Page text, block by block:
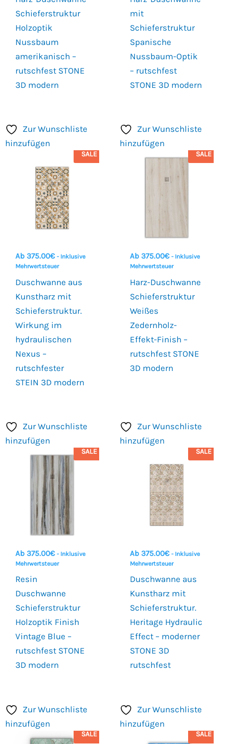
Schieferstruktur
Holzoptik
Nussbaum
amerikanisch –
rutschfest STONE
3D modern
mit
Schieferstruktur
Spanische
Nussbaum-Optik
– rutschfest
STONE 3D modern
Zur Wunschliste
hinzufügen
SALE
Ab 375.00€ - Inklusive
Mehrwertsteuer
Duschwanne aus
Kunstharz mit
Schieferstruktur.
Wirkung im
hydraulischen
Nexus –
rutschfester
STEIN 3D modern
Zur Wunschliste
hinzufügen
SALE
Ab 375.00€ - Inklusive
Mehrwertsteuer
Harz-Duschwanne
Schieferstruktur
Weißes
Zedernholz-
Effekt-Finish –
rutschfest STONE
3D modern
Zur Wunschliste
hinzufügen
SALE
Ab 375.00€ - Inklusive
Mehrwertsteuer
Resin
Duschwanne
Schieferstruktur
Holzoptik Finish
Vintage Blue –
rutschfest STONE
3D modern
Zur Wunschliste
hinzufügen
SALE
Ab 375.00€ - Inklusive
Mehrwertsteuer
Duschwanne aus
Kunstharz mit
Schieferstruktur.
Heritage Hydraulic
Effect – moderner
STONE 3D
rutschfest
Zur Wunschliste
hinzufügen
SALE
Zur Wunschliste
hinzufügen
SALE